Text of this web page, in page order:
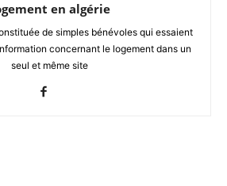
en algérie
de simples bénévoles qui essaient
concernant le logement dans un
seul et même site